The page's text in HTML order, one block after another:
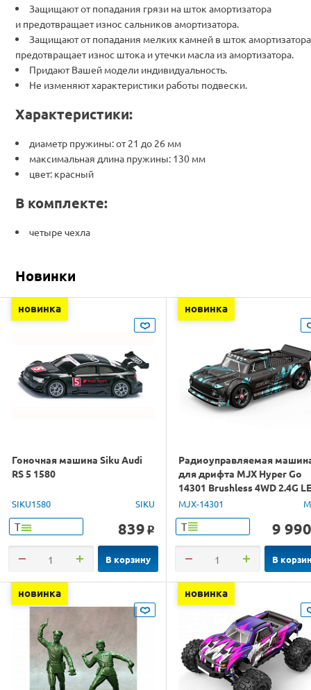
Защищают от попадания грязи на шток амортизатора
и предотвращает износ сальников амортизатора.
Защищают от попадания мелких камней в шток
предотвращает износ штока и утечки масла из амортизатора.
Придают Вашей модели индивидуальность.
Не изменяют характеристики работы подвески.
Характеристики:
диаметр пружины: от 21 до 26 мм
максимальная длина пружины: 130 мм
цвет: красный
В комплекте:
четыре чехла
Новинки
новинка
Гоночная машина Siku Audi
RS 5 1580
SIKU1580 SIKU
Т 839 o
В корзину
новинка
Радиоуправляемая
для дрифта MJX Hyper Go
14301 Brushless 4WD 2.4G
1/14 RTR
MJX-14301
Т 9 990
В
новинка новинка